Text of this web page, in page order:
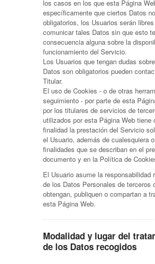
los casos en los que esta Página
específicamente que ciertos Datos
obligatorios, los Usuarios serán
comunicar tales Datos sin que esto
consecuencia alguna sobre la
funcionamiento del Servicio.
Los Usuarios que tengan dudas
Datos son obligatorios pueden
Titular.
El uso de Cookies - o de otras
seguimiento - por parte de esta
por los titulares de servicios de
utilizados por esta Página Web tiene
finalidad la prestación del Servicio
el Usuario, además de cualesquiera
finalidades que se describan en el
documento y en la Política de
El Usuario asume la responsabilidad
de los Datos Personales de terceros
obtengan, publiquen o compartan a
esta Página Web.
Modalidad y lugar del
de los Datos recogidos